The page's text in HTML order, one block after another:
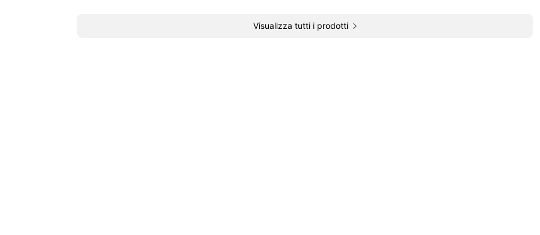
Visualizza tutti i prodotti